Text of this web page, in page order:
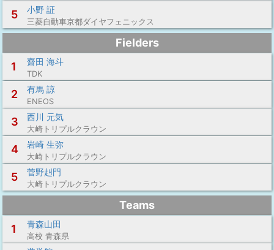
5 小野 証
三菱自動車京都ダイヤフェニックス
Fielders
1
齋田 海斗
TDK
2 有馬 諒
ENEOS
3 西川 元気
大崎トリプルクラウン
4 岩崎 生弥
大崎トリプルクラウン
5 菅野赳門
大崎トリプルクラウン
Teams
1
青森山田
高校 青森県